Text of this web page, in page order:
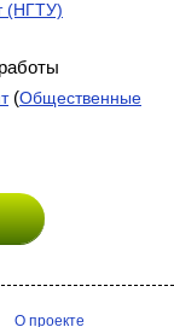
(НГТУ)
(Общественные
О проекте